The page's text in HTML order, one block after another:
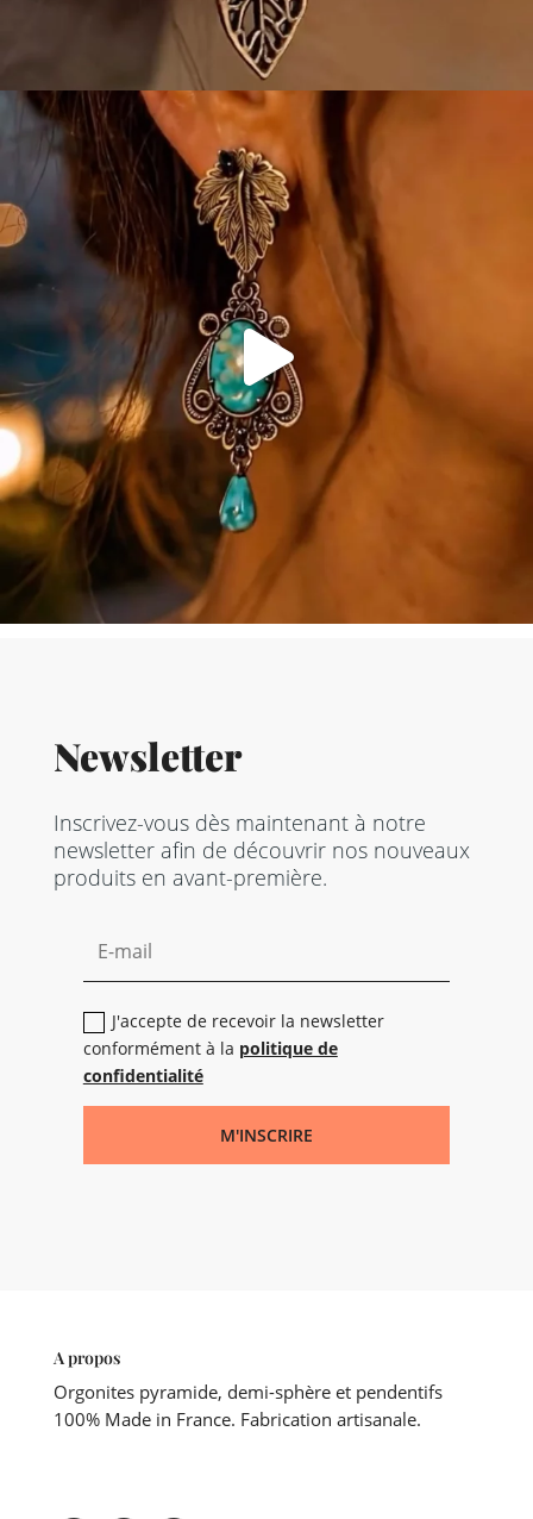
Newsletter
Inscrivez-vous dès maintenant à notre
newsletter afin de découvrir nos nouveaux
produits en avant-première.
J'accepte de recevoir la newsletter
conformément à la politique de
confidentialité
M'INSCRIRE
A propos
Orgonites pyramide, demi-sphère et pendentifs
100% Made in France. Fabrication artisanale.